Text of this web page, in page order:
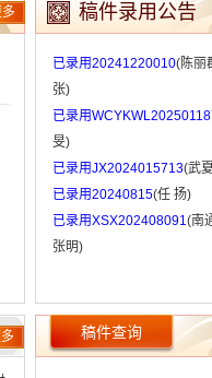
多 稿件录用公告
已录用20241220010(陈丽
张)
已录用
旻)
已录用JX2024015713(武
已录用20240815(任 扬)
已录用XSX202408091(南
张明)
稿件查询